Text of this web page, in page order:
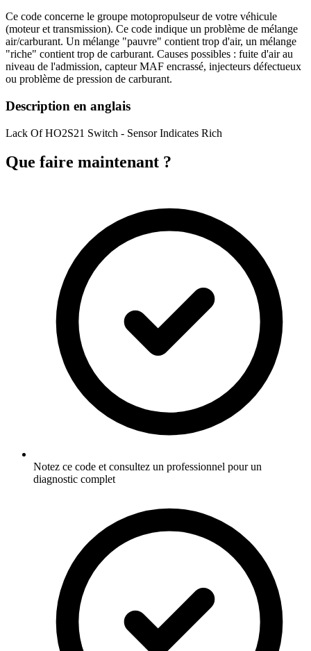
Ce code concerne le groupe motopropulseur de votre véhicule
(moteur et transmission). Ce code indique un problème de mélange
air/carburant. Un mélange "pauvre" contient trop d'air, un mélange
"riche" contient trop de carburant. Causes possibles : fuite d'air au
niveau de l'admission, capteur MAF encrassé, injecteurs défectueux
ou problème de pression de carburant.
Description en anglais
Lack Of HO2S21 Switch - Sensor Indicates Rich
Que faire maintenant ?
Notez ce code et consultez un professionnel pour un
diagnostic complet